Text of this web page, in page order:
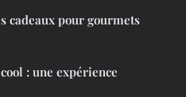
cadeaux pour gourmets
: une expérience